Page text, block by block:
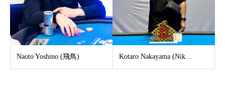
Naoto Yoshino (飛鳥) Kotaro Nakayama (Nik...